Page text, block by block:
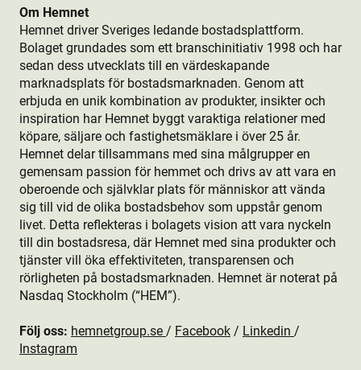
Om Hemnet
Hemnet driver Sveriges ledande bostads­plattform.
Bolaget grundades som ett branschinitiativ 1998 och har
sedan dess utvecklats till en värdeskapande
marknadsplats för bostads­marknaden. Genom att
erbjuda en unik kombination av produkt­er, insikter och
inspiration har Hemnet byggt varaktiga relationer med
köpare, säljare och fastighetsmäklare i över 25 år.
Hemnet delar tillsammans med sina målgrupper en
gemensam passion för hemmet och drivs av att vara en
oberoende och självklar plats för människor att vända
sig till vid de olika bostads­behov som uppstår genom
livet. Detta reflekteras i bolagets vision att vara nyckeln
till din bostads­resa, där Hemnet med sina produkt­er och
tjänster vill öka effektiviteten, transparensen och
rörligheten på bostads­marknaden. Hemnet är noterat på
Nasdaq Stockholm (“HEM”).
Följ oss: hemnetgroup.se / Facebook / Linkedin /
Instagram